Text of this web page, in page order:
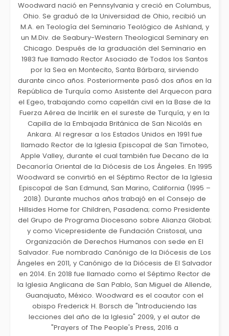
Woodward nació en Pennsylvania y creció en Columbus,
Ohio. Se graduó de la Universidad de Ohio, recibió un
M.A. en Teología del Seminario Teológico de Ashland, y
un M.Div. de Seabury-Western Theological Seminary en
Chicago. Después de la graduación del Seminario en
1983 fue llamado Rector Asociado de Todos los Santos
por la Sea en Montecito, Santa Bárbara, sirviendo
durante cinco años. Posteriormente pasó dos años en la
República de Turquía como Asistente del Arquecon para
el Egeo, trabajando como capellán civil en la Base de la
Fuerza Aérea de Incirlik en el sureste de Turquía, y en la
Capilla de la Embajada Británica de San Nicolás en
Ankara. Al regresar a los Estados Unidos en 1991 fue
llamado Rector de la Iglesia Episcopal de San Timoteo,
Apple Valley, durante el cual también fue Decano de la
Decanoría Oriental de la Diócesis de Los Ángeles. En 1995
Woodward se convirtió en el Séptimo Rector de la Iglesia
Episcopal de San Edmund, San Marino, California (1995 –
2018). Durante muchos años trabajó en el Consejo de
Hillsides Home for Children, Pasadena; como Presidente
del Grupo de Programa Diocesano sobre Alianza Global;
y como Vicepresidente de Fundación Cristosal, una
Organización de Derechos Humanos con sede en El
Salvador. Fue nombrado Canónigo de la Diócesis de Los
Ángeles en 2011, y Canónigo de la Diócesis de El Salvador
en 2014. En 2018 fue llamado como el Séptimo Rector de
la Iglesia Anglicana de San Pablo, San Miguel de Allende,
Guanajuato, México. Woodward es el coautor con el
obispo Frederick H. Borsch de "Introduciendo las
lecciones del año de la Iglesia" 2009, y el autor de
"Prayers of The People's Press, 2016 a